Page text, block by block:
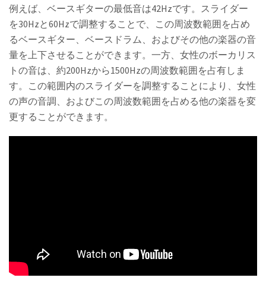
例えば、ベースギターの最低音は42Hzです。スライダー
を30Hzと60Hzで調整することで、この周波数範囲を占め
るベースギター、ベースドラム、およびその他の楽器の音
量を上下させることができます。一方、女性のボーカリス
トの音は、約200Hzから1500Hzの周波数範囲を占有しま
す。この範囲内のスライダーを調整することにより、女性
の声の音調、およびこの周波数範囲を占める他の楽器を変
更することができます。